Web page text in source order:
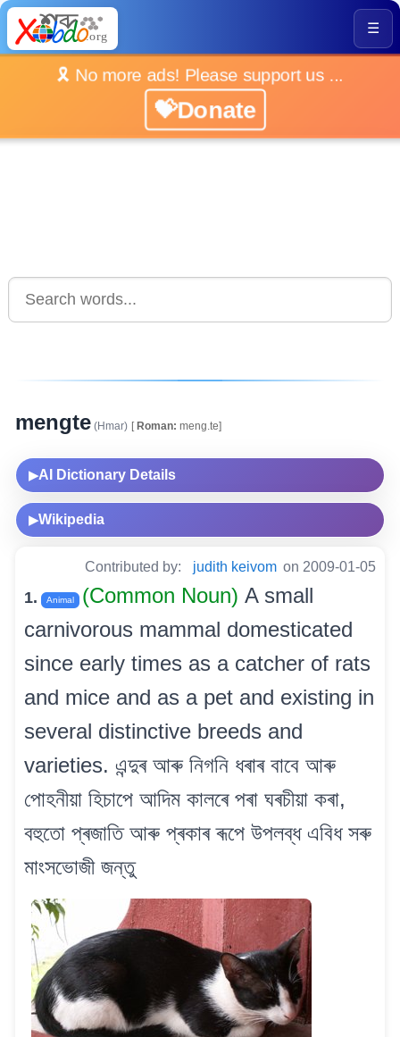
☰
🎗️ No more ads! Please support us ...
💝Donate
mengte (Hmar) [Roman: meng.te]
▶AI Dictionary Details
▶Wikipedia
Contributed by: judith keivom on 2009-01-05
1. Animal (Common Noun) A small
carnivorous mammal domesticated
since early times as a catcher of rats
and mice and as a pet and existing in
several distinctive breeds and
varieties. এন্দুৰ আৰু নিগনি ধৰাৰ বাবে আৰু
পোহনীয়া হিচাপে আদিম কালৰে পৰা ঘৰচীয়া কৰা,
বহুতো প্ৰজাতি আৰু প্ৰকাৰ ৰূপে উপলব্ধ এবিধ সৰু
মাংসভোজী জন্তু